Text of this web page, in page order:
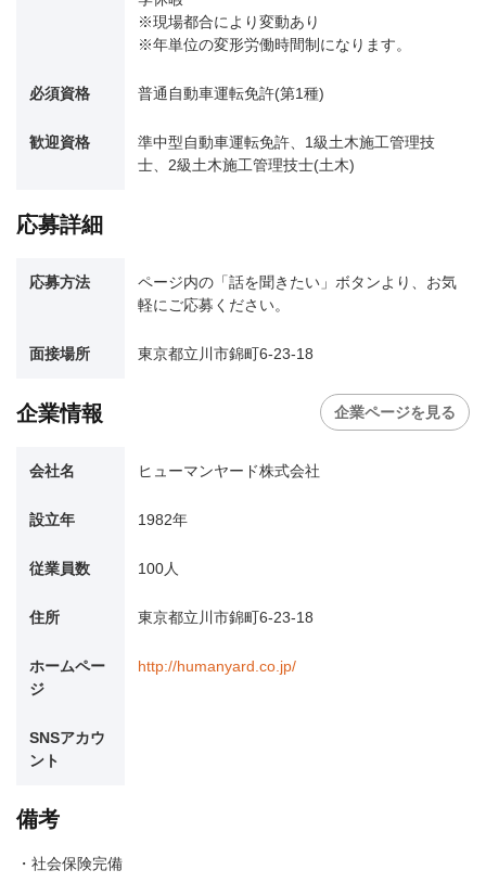
※現場都合により変動あり
※年単位の変形労働時間制になります。
必須資格 普通自動車運転免許(第1種)
歓迎資格
準中型自動車運転免許、1級土木施工管理技
士、2級土木施工管理技士(土木)
応募詳細
応募方法
ページ内の「話を聞きたい」ボタンより、お気
軽にご応募ください。
面接場所 東京都立川市錦町6-23-18
企業情報 企業ページを見る
会社名 ヒューマンヤード株式会社
設立年 1982年
従業員数 100人
住所 東京都立川市錦町6-23-18
ホームペー
ジ
http://humanyard.co.jp/
SNSアカウ
ント
備考
・社会保険完備